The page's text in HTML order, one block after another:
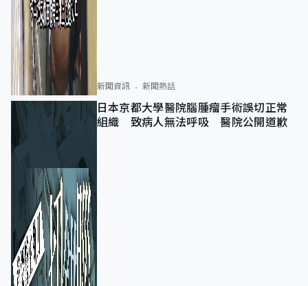
新聞資訊 新聞熱話
日本京都大學醫院腦腫瘤手術誤切正常
組織 致病人無法呼吸 醫院公開道歉